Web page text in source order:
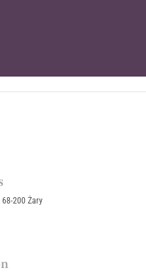
200 Żary